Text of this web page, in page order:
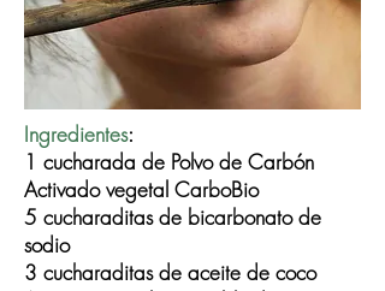
Ingredientes:
1 cucharada de Polvo de Carbón
Activado vegetal CarboBio
5 cucharaditas de bicarbonato de
sodio
3 cucharaditas de aceite de coco